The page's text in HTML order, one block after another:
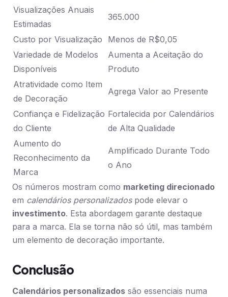
Visualizações Anuais
Estimadas
365.000
Custo por Visualização
Menos de R$0,05
Variedade de Modelos
Disponíveis
Aumenta a Aceitação do
Produto
Atratividade como Item
de Decoração
Agrega Valor ao Presente
Confiança e Fidelização
do Cliente
Fortalecida por Calendários
de Alta Qualidade
Aumento do
Reconhecimento da
Marca
Amplificado Durante Todo
o Ano
Os números mostram como marketing direcionado
em calendários personalizadospode elevar o
investimento. Esta abordagem garante destaque
para a marca. Ela se torna não só útil, mas também
um elemento de decoração importante.
Conclusão
Calendários personalizados são essenciais numa